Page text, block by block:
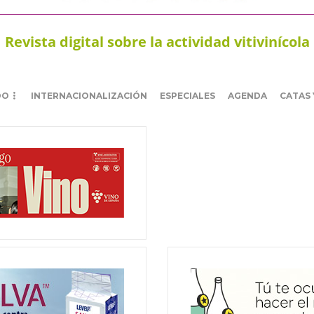
Revista digital sobre la actividad vitivinícola
INTERNACIONALIZACIÓN ESPECIALES AGENDA CATAS